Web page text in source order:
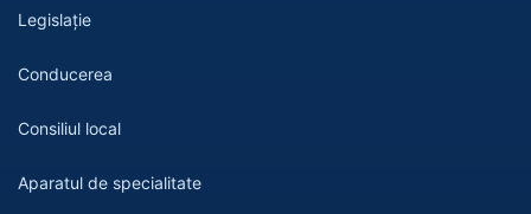
Legislație
Conducerea
Consiliul local
Aparatul de specialitate